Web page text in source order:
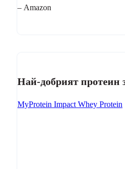
– Amazon
Най-добрият протеин
MyProtein Impact Whey Protein